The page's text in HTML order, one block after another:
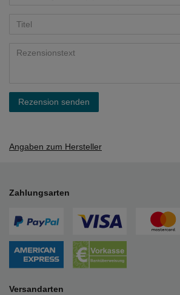
Rezension senden
Angaben zum Hersteller
Zahlungsarten
Versandarten